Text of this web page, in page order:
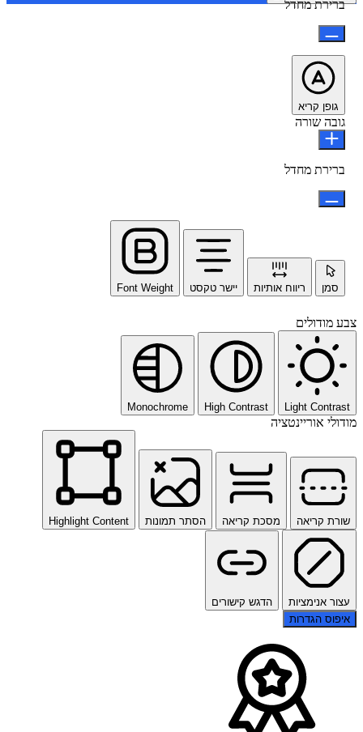
ברירת מחדל
גופן קריא
גובה שורה
ברירת מחדל
סמן ריווח אותיות יישר טקסט Font Weight
צבע מודולים
Light Contrast
High Contrast
Monochrome
מודולי אוריינטציה
שורת קריאה מסכת קריאה הסתר תמונות Highlight Content
עצור אנימציות
הדגש קישורים
איפוס הגדרות